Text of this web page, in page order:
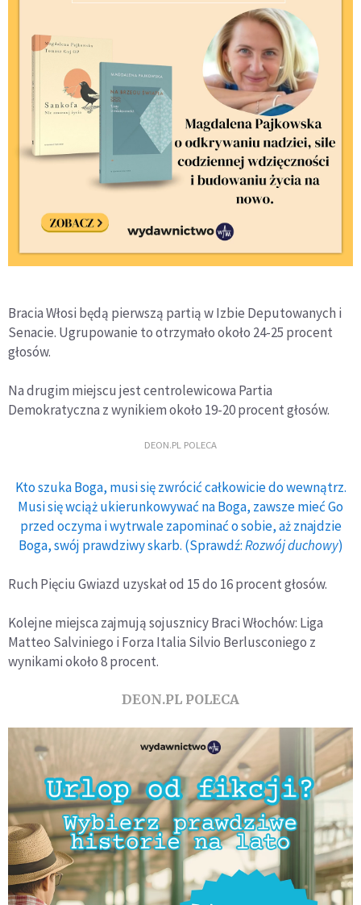
Bracia Włosi będą pierwszą partią w Izbie Deputowanych i
Senacie. Ugrupowanie to otrzymało około 24-25 procent
głosów.
Na drugim miejscu jest centrolewicowa Partia
Demokratyczna z wynikiem około 19-20 procent głosów.
DEON.PL POLECA
Kto szuka Boga, musi się zwrócić całkowicie do wewnątrz.
Musi się wciąż ukierunkowywać na Boga, zawsze mieć Go
przed oczyma i wytrwale zapominać o sobie, aż znajdzie
Boga, swój prawdziwy skarb. (Sprawdź:Rozwój duchowy)
Ruch Pięciu Gwiazd uzyskał od 15 do 16 procent głosów.
Kolejne miejsca zajmują sojusznicy Braci Włochów: Liga
Matteo Salviniego i Forza Italia Silvio Berlusconiego z
wynikami około 8 procent.
DEON.PL POLECA